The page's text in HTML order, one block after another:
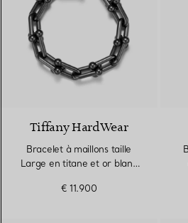
Tiffany HardWear
Bracelet à maillons taille
Large en titane et or blanc
€ 11.900